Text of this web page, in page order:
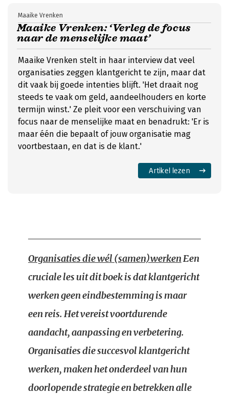
Maaike Vrenken: ‘Verleg de focus
naar de menselijke maat’
Maaike Vrenken
Maaike Vrenken stelt in haar interview dat veel
organisaties zeggen klantgericht te zijn, maar dat
dit vaak bij goede intenties blijft. 'Het draait nog
steeds te vaak om geld, aandeelhouders en korte
termijn winst.' Ze pleit voor een verschuiving van
focus naar de menselijke maat en benadrukt: 'Er is
maar één die bepaalt of jouw organisatie mag
voortbestaan, en dat is de klant.'
Artikel lezen
Organisaties die wél (samen)werkenEen
cruciale les uit dit boek is dat klantgericht
werken geen eindbestemming is maar
een reis. Het vereist voortdurende
aandacht, aanpassing en verbetering.
Organisaties die succesvol klantgericht
werken, maken het onderdeel van hun
doorlopende strategie en betrekken alle